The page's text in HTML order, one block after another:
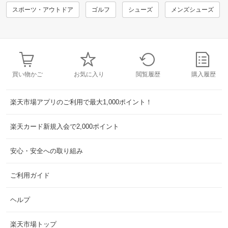
スポーツ・アウトドア ゴルフ シューズ メンズシューズ
買い物かご お気に入り 閲覧履歴 購入履歴
楽天市場アプリのご利用で最大1,000ポイント！
楽天カード新規入会で2,000ポイント
安心・安全への取り組み
ご利用ガイド
ヘルプ
楽天市場トップ